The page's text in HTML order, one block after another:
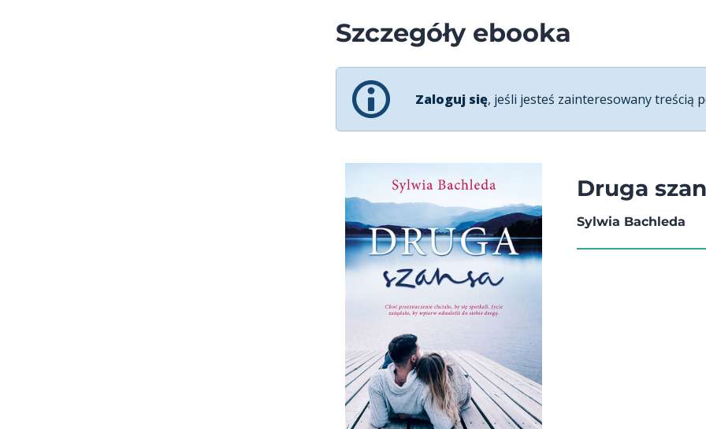
Szczegóły ebooka
Zaloguj się, jeśli jesteś zainteresowany treścią
Druga
Sylwia Bachleda